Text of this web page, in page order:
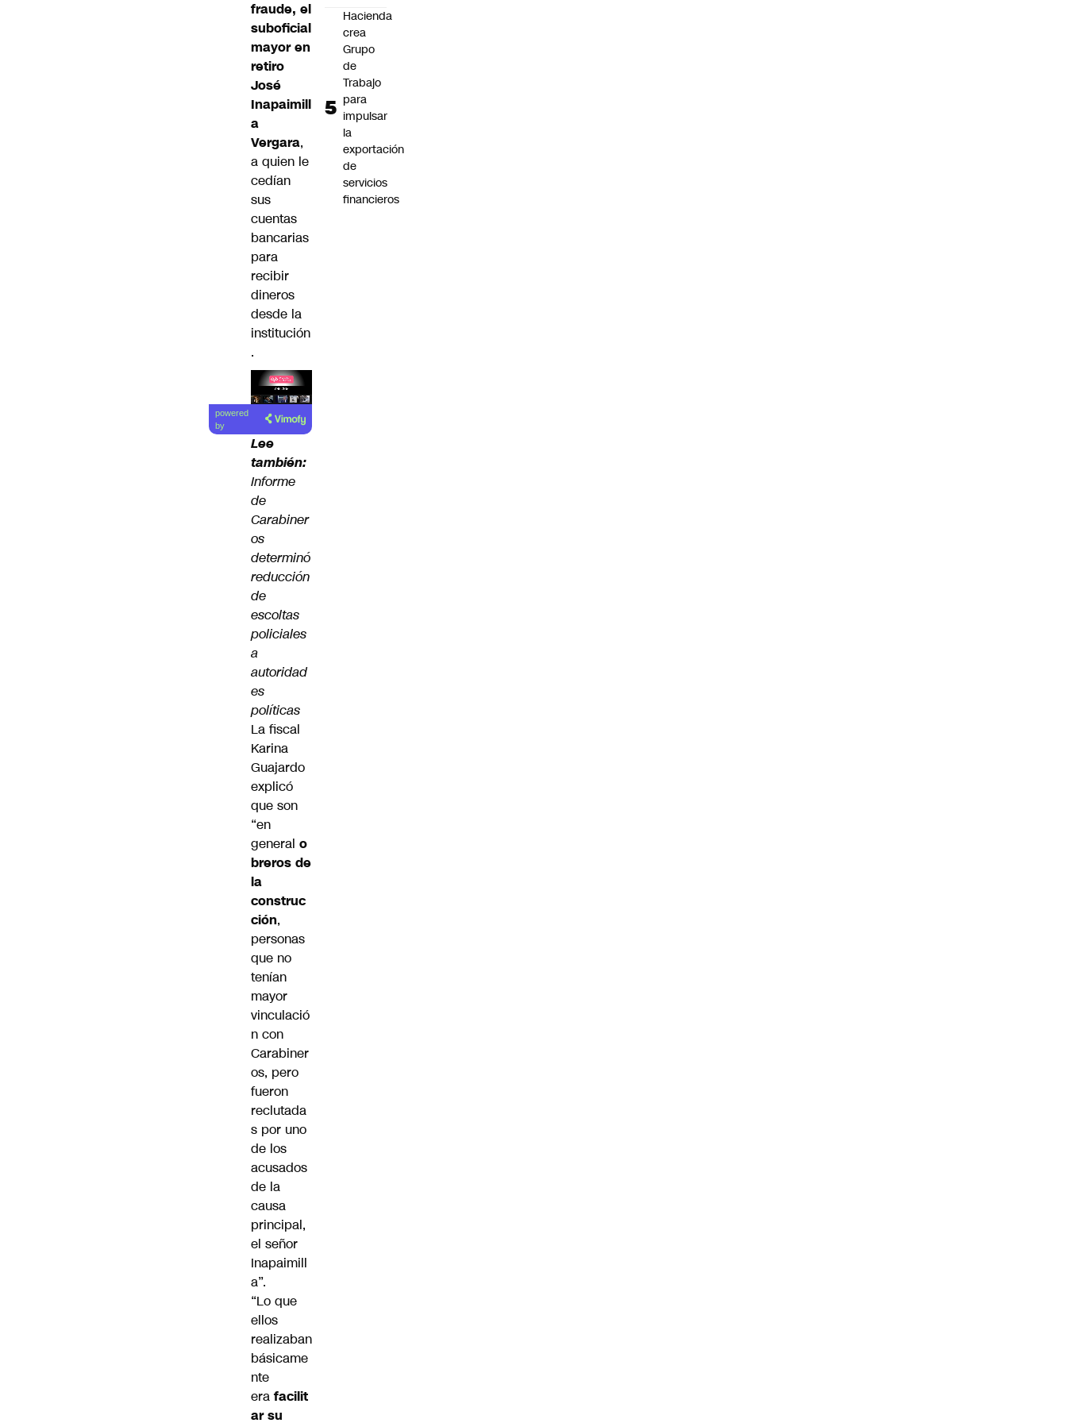
fraude, el
suboficial
mayor en
retiro
José
Inapaimill
a
Vergara,
a quien le
cedían
sus
cuentas
bancarias
para
recibir
dineros
desde la
institución
.
Lea el
artículo
powered
by
Lee
también:
Informe
de
Carabiner
os
determinó
reducción
de
escoltas
policiales
a
autoridad
es
políticas
La fiscal
Karina
Guajardo
explicó
que son
“en
general o
breros de
la
construc
ción,
personas
que no
tenían
mayor
vinculació
n con
Carabiner
os, pero
fueron
reclutada
s por uno
de los
acusados
de la
causa
principal,
el señor
Inapaimill
a”.
“Lo que
ellos
realizaban
básicame
nte
era facilit
ar su
Hacienda
crea
Grupo
de
Trabajo
para
impulsar
la
exportación
de
servicios
financieros